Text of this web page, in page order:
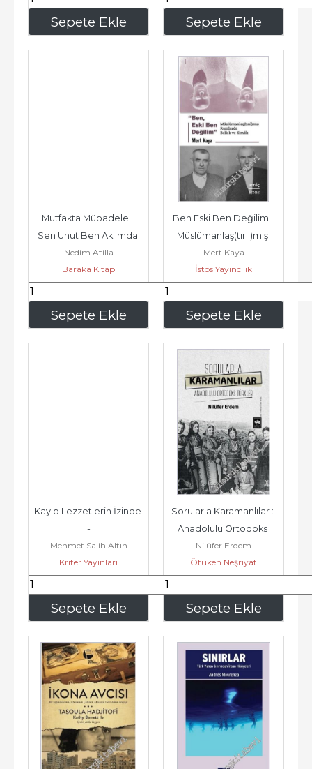
Sepete Ekle
207,20 Sepete Ekle
251,25
Sepete Ekle
Mutfakta Mübadele :
Sen Unut Ben Aklımda
Tutarım -        2025
Nedim Atilla
Baraka Kitap
243,20 Sepete Ekle
Ben Eski Ben Değilim :
Müslümanlaş(tırıl)mış
Rumlarda Bellek ve
Kimlik -
Mert Kaya
İstos Yayıncılık
375,00
Sepete Ekle
Kayıp Lezzetlerin İzinde
-
Mehmet Salih Altın
Kriter Yayınları
977,50 Sepete Ekle
Sorularla Karamanlılar :
Anadolulu Ortodoks
Türkler -
Nilüfer Erdem
Ötüken Neşriyat
195,00